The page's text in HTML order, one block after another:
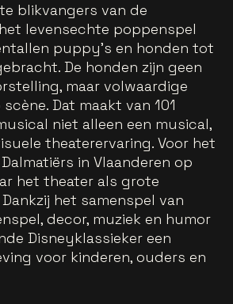
blikvangers van de
levensechte poppenspel
puppy’s en honden tot
De honden zijn geen
maar volwaardige
Dat maakt van 101
niet alleen een musical,
theaterervaring. Voor het
in Vlaanderen op
het theater als grote
het samenspel van
decor, muziek en humor
Disneyklassieker een
voor kinderen, ouders en